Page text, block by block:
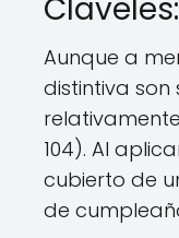
Aunque a
distintiva
104). Al
cubierto de
de